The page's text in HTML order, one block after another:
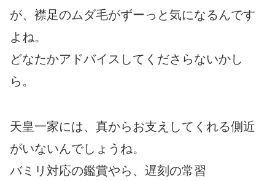
が、襟足のムダ毛がずーっと気になるんです
よね。
どなたかアドバイスしてくださらないかし
ら。
天皇一家には、真からお支えしてくれる側近
がいないんでしょうね。
バミリ対応の鑑賞やら、遅刻の常習